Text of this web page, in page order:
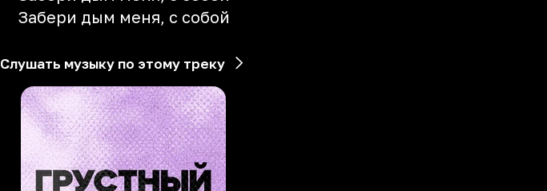
Забери дым меня, с собой
Слушать музыку по этому треку